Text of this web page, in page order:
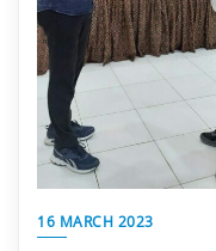
16 MARCH 2023